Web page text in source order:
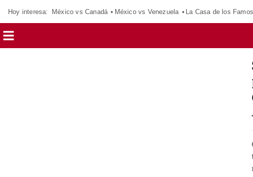
Hoy interesa: México vs Canadá México vs Venezuela La Casa de los